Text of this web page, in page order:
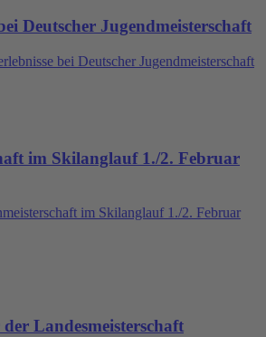
Deutscher Jugendmeisterschaft
bei Deutscher Jugendmeisterschaft
im Skilanglauf 1./2. Februar
im Skilanglauf 1./2. Februar
Landesmeisterschaft